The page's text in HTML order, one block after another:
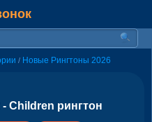
/ Новые Рингтоны 2026
Children рингтон